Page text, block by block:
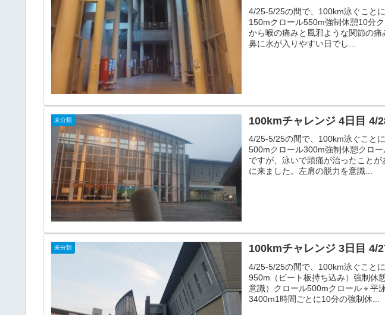
4/25-5/25の間で、100km泳ぐこと
150mクロール550m強制休憩10分
から喉の痛みと風邪ような関節の
鼻に水が入りやすい日でし...
未分類 100kmチャレンジ 4日目 4/
4/25-5/25の間で、100km泳ぐこと
500mクロール300m強制休憩クロ
ですが、泳いで頭痛が治ったこと
に来ました。左肩の脱力を意識...
未分類 100kmチャレンジ 3日目 4/
4/25-5/25の間で、100km泳ぐこと
950m（ビート板持ち込み）強制休
意識）クロール500mクロール＋平
3400m1時間ごとに10分の強制休...